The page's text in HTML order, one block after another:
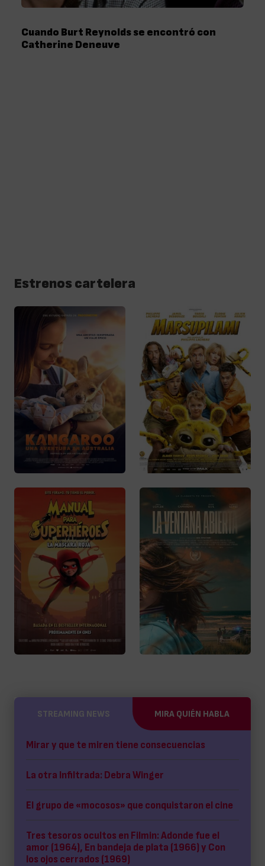
Cuando Burt Reynolds se encontró con
Catherine Deneuve
Estrenos cartelera
STREAMING NEWS MIRA QUIÉN HABLA
Mirar y que te miren tiene consecuencias
La otra Infiltrada: Debra Winger
El grupo de «mocosos» que conquistaron el cine
Tres tesoros ocultos en Filmin: Adonde fue el
amor (1964), En bandeja de plata (1966) y Con
los ojos cerrados (1969)